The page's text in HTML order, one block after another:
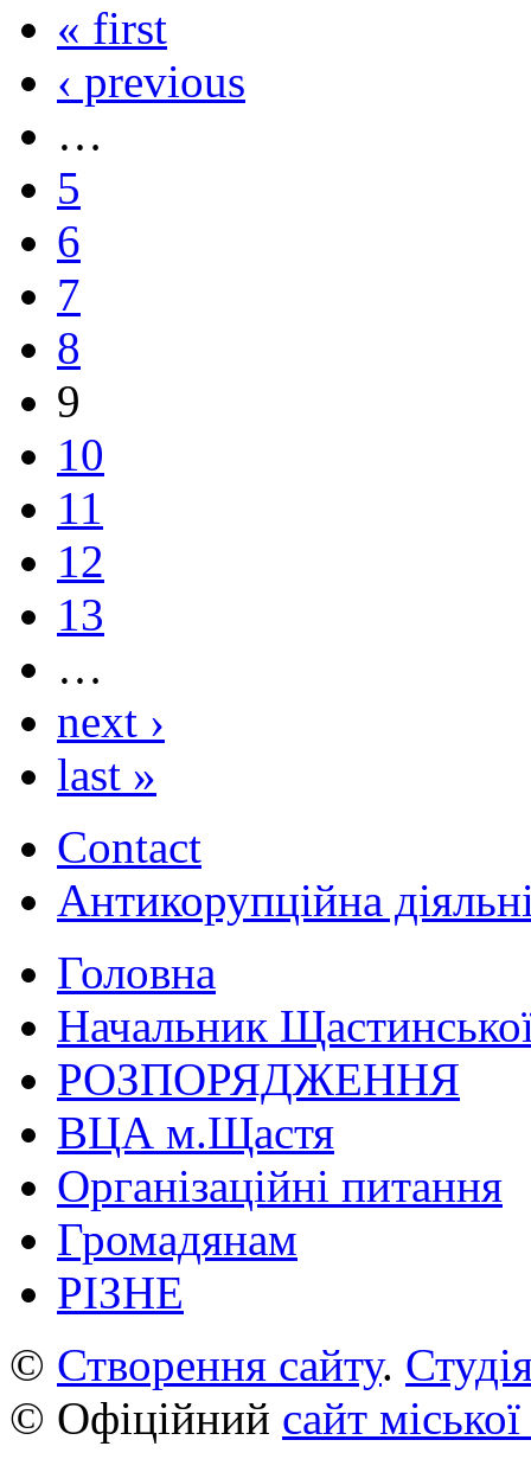
« first
‹ previous
…
5
6
7
8
9
10
11
12
13
…
next ›
last »
Contact
Антикорупційна
Головна
Начальник
РОЗПОРЯДЖЕННЯ
ВЦА м.Щастя
Організаційні питання
Громадянам
РІЗНЕ
© Створення сайту.
© Офіційний сайт